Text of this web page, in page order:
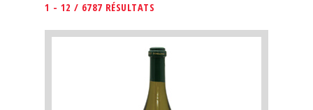
1 - 12 / 6787 RÉSULTATS